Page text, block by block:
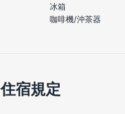
冰箱
咖啡機/沖茶器
住宿規定